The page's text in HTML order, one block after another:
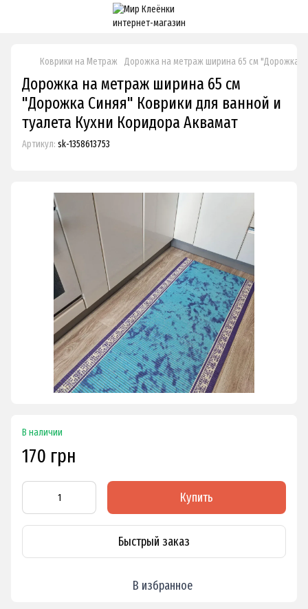
Коврики на Метраж Дорожка на метраж ширина 65 см "Дорожка
Дорожка на метраж ширина 65 см
"Дорожка Синяя" Коврики для ванной и
туалета Кухни Коридора Аквамат
Артикул: sk-1358613753
В наличии
170 грн
Купить
Быстрый заказ
В избранное